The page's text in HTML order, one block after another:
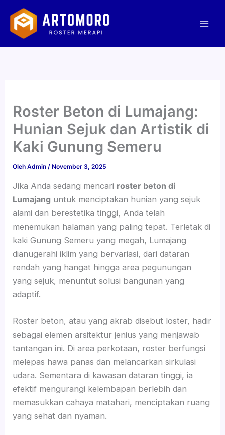
Lewati
konten
Roster Beton di Lumajang:
Hunian Sejuk dan Artistik di
Kaki Gunung Semeru
OlehAdmin /November 3, 2025
Jika Anda sedang mencari roster beton di
Lumajang untuk menciptakan hunian yang sejuk
alami dan berestetika tinggi, Anda telah
menemukan halaman yang paling tepat. Terletak di
kaki Gunung Semeru yang megah, Lumajang
dianugerahi iklim yang bervariasi, dari dataran
rendah yang hangat hingga area pegunungan
yang sejuk, menuntut solusi bangunan yang
adaptif.
Roster beton, atau yang akrab disebut loster, hadir
sebagai elemen arsitektur jenius yang menjawab
tantangan ini. Di area perkotaan, roster berfungsi
melepas hawa panas dan melancarkan sirkulasi
udara. Sementara di kawasan dataran tinggi, ia
efektif mengurangi kelembapan berlebih dan
memasukkan cahaya matahari, menciptakan ruang
yang sehat dan nyaman.